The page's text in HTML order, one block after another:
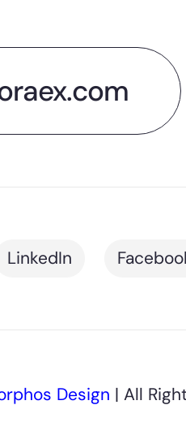
LinkedIn
Design | All